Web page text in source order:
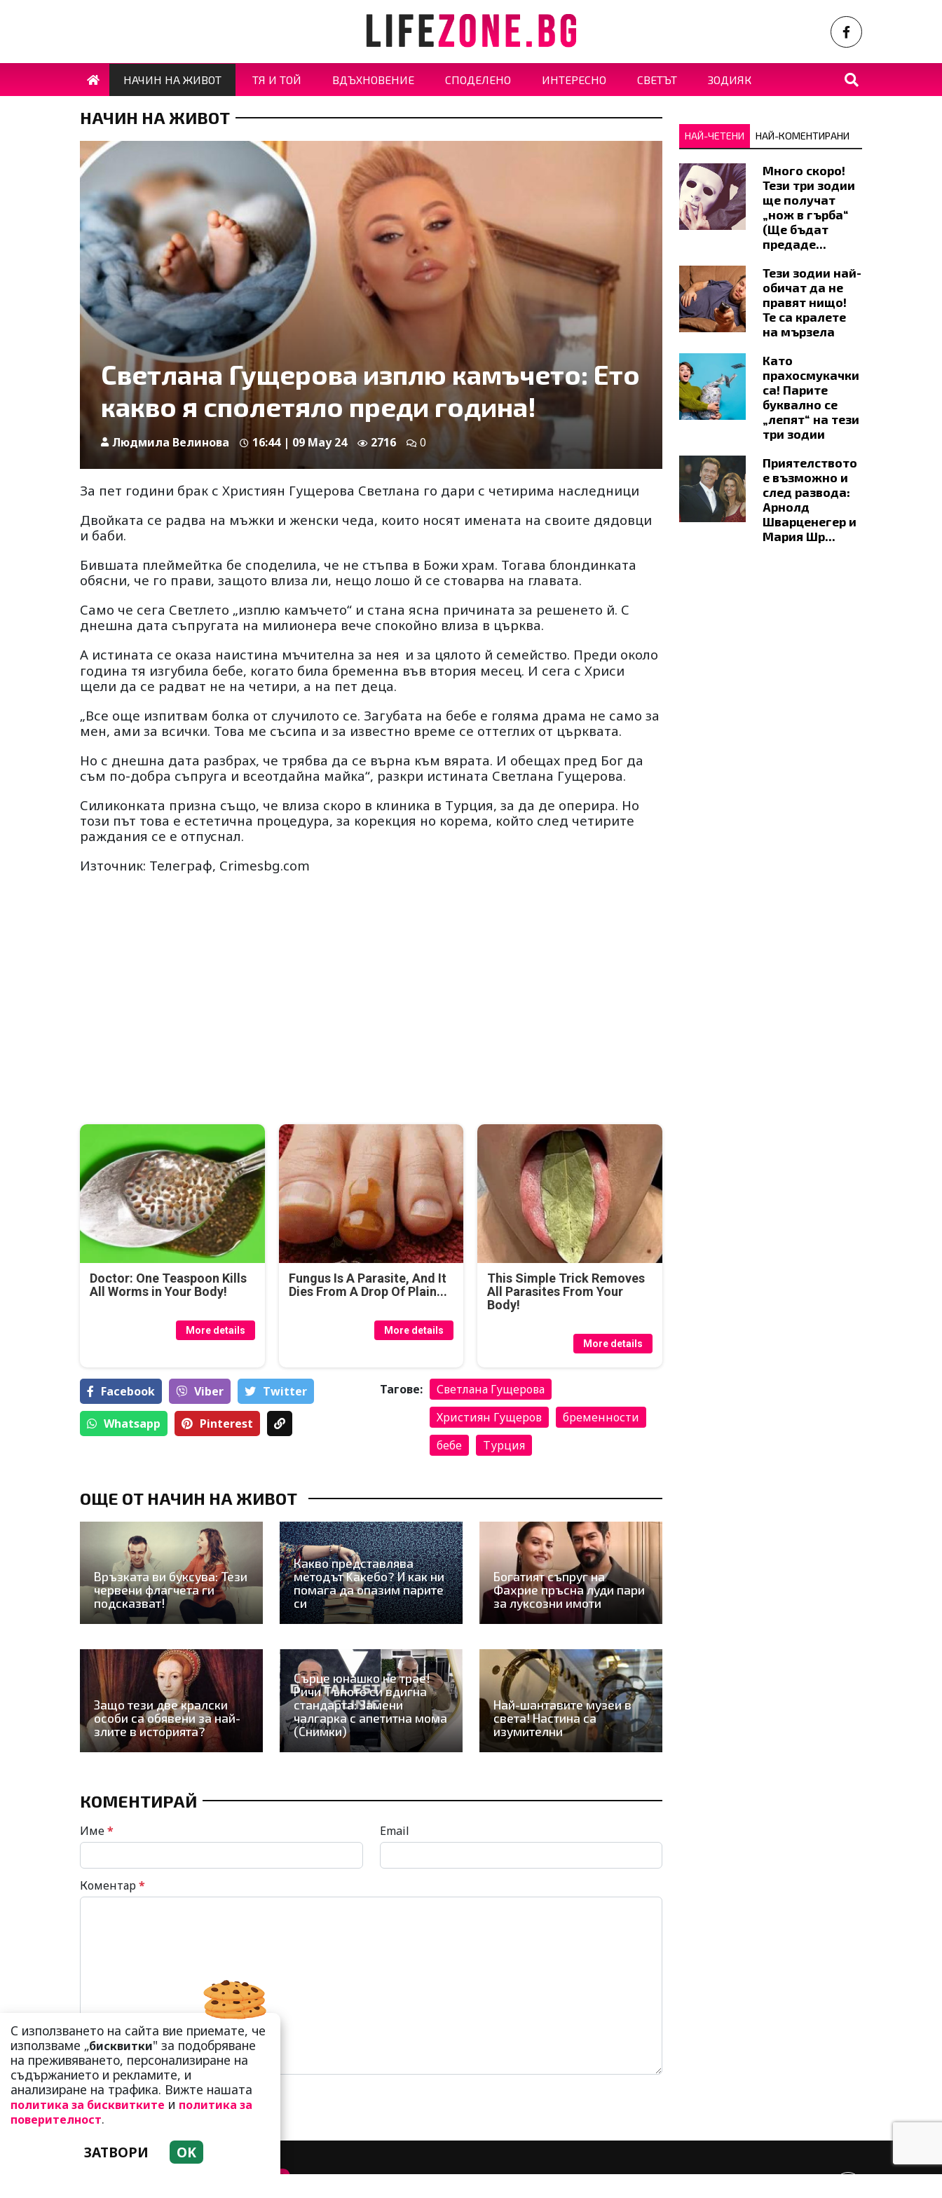
НАЧИН НА ЖИВОТ ТЯ И ТОЙ ВДЪХНОВЕНИЕ СПОДЕЛЕНО ИНТЕРЕСНО СВЕТЪТ ЗОДИЯК
НАЧИН НА ЖИВОТ
Светлана Гущерова изплю камъчето: Ето
какво я сполетяло преди година!
Людмила Велинова 16:44 | 09 May 24 2716 0
За пет години брак с Християн Гущерова Светлана го дари с четирима наследници
Двойката се радва на мъжки и женски чеда, които носят имената на своите дядовци
и баби.
Бившата плеймейтка бе споделила, че не стъпва в Божи храм. Тогава блондинката
обясни, че го прави, защото влиза ли, нещо лошо й се стоварва на главата.
Само че сега Светлето „изплю камъчето“ и стана ясна причината за решенето й. С
днешна дата съпругата на милионера вече спокойно влиза в църква.
А истината се оказа наистина мъчителна за нея и за цялото й семейство. Преди около
година тя изгубила бебе, когато била бременна във втория месец. И сега с Хриси
щели да се радват не на четири, а на пет деца.
„Все още изпитвам болка от случилото се. Загубата на бебе е голяма драма не само за
мен, ами за всички. Това ме съсипа и за известно време се оттеглих от църквата.
Но с днешна дата разбрах, че трябва да се върна към вярата. И обещах пред Бог да
съм по-добра съпруга и всеотдайна майка“, разкри истината Светлана Гущерова.
Силиконката призна също, че влиза скоро в клиника в Турция, за да де оперира. Но
този път това е естетична процедура, за корекция но корема, който след четирите
раждания се е отпуснал.
Източник: Телеграф, Crimesbg.com
Doctor: One Teaspoon Kills
All Worms in Your Body!
More details
Fungus Is A Parasite, And It
Dies From A Drop Of Plain...
More details
This Simple Trick Removes
All Parasites From Your
Body!
More details
Facebook Viber Тwitter
Whatsapp Pinterest
Тагове:
Светлана Гущерова
Християн Гущеров
бременности
бебе
Турция
ОЩЕ ОТ НАЧИН НА ЖИВОТ
Връзката ви буксува: Тези
червени флагчета ги
подсказват!
Какво представлява
методът Kaкебо? И как ни
помага да опазим парите
си
Богатият съпруг на
Фахрие пръсна луди пари
за луксозни имоти
Защо тези две кралски
особи са обявени за най-
злите в историята?
Сърце юнашко не трае!
Ричи Тъпото си вдигна
стандарта: Замени
чалгарка с апетитна мома
(Снимки)
Най-шантавите музеи в
света! Настина са
изумителни
КОМЕНТИРАЙ
Име* Email
Коментар*
НАЙ-ЧЕТЕНИ НАЙ-КОМЕНТИРАНИ
Много скоро!
Тези три зодии
ще получат
„нож в гърба“
(Ще бъдат
предаде...
Тези зодии най-
обичат да не
правят нищо!
Те са кралете
на мързела
Като
прахосмукачки
са! Парите
буквално се
„лепят“ на тези
три зодии
Приятелството
е възможно и
след развода:
Арнолд
Шварценегер и
Мария Шр...
С използването на сайта вие приемате, че
използваме „бисквитки" за подобряване
на преживяването, персонализиране на
съдържанието и рекламите, и
анализиране на трафика. Вижте нашата
политика за бисквитките и политика за
поверителност.
ЗАТВОРИ OK